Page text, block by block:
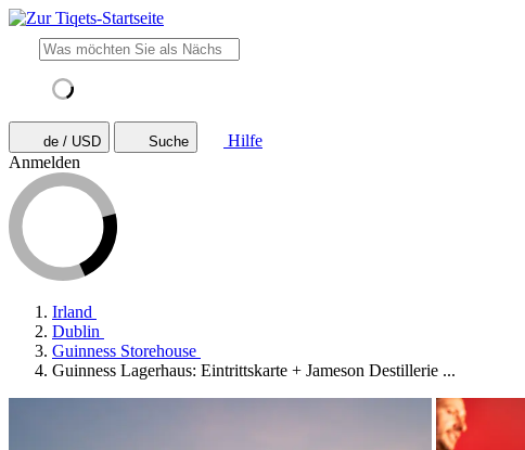
de / USD Suche
Hilfe
Anmelden
Irland
Dublin
Guinness Storehouse
Guinness Lagerhaus: Eintrittskarte + Jameson Destillerie ...